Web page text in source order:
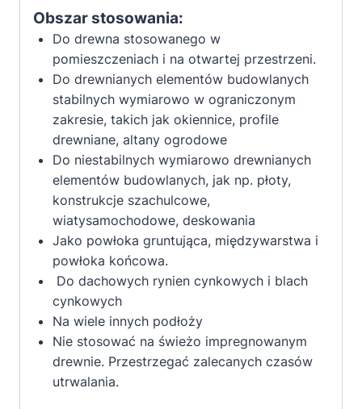
Obszar stosowania:
Do drewna stosowanego w
pomieszczeniach i na otwartej przestrzeni.
Do drewnianych elementów budowlanych
stabilnych wymiarowo w ograniczonym
zakresie, takich jak okiennice, profile
drewniane, altany ogrodowe
Do niestabilnych wymiarowo drewnianych
elementów budowlanych, jak np. płoty,
konstrukcje szachulcowe,
wiatysamochodowe, deskowania
Jako powłoka gruntująca, międzywarstwa i
powłoka końcowa.
Do dachowych rynien cynkowych i blach
cynkowych
Na wiele innych podłoży
Nie stosować na świeżo impregnowanym
drewnie. Przestrzegać zalecanych czasów
utrwalania.